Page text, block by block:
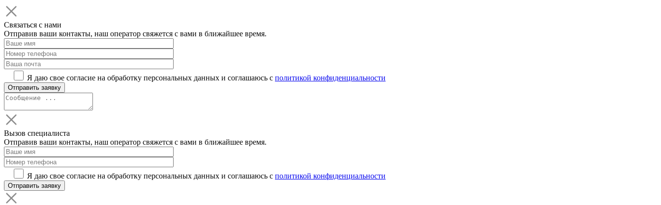
Связаться с нами
Отправив ваши контакты, наш оператор свяжется с вами в ближайшее время.
Я даю свое согласие на обработку персональных данных и соглашаюсь с политикой конфиденциальности
Вызов специалиста
Отправив ваши контакты, наш оператор свяжется с вами в ближайшее время.
Я даю свое согласие на обработку персональных данных и соглашаюсь с политикой конфиденциальности